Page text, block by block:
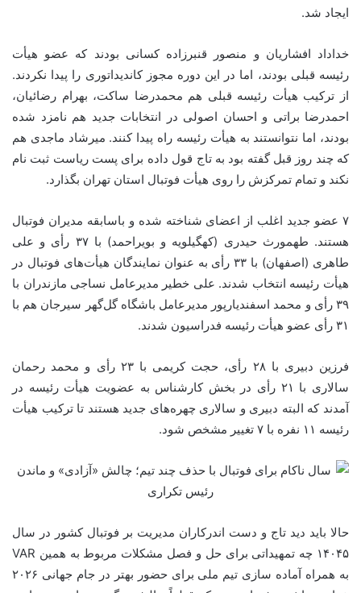
ایجاد شد.
خداداد افشاریان و منصور قنبرزاده کسانی بودند که عضو هیأت
رئیسه قبلی بودند، اما در این دوره مجوز کاندیداتوری را پیدا نکردند.
از ترکیب هیأت رئیسه قبلی هم محمدرضا ساکت، بهرام رضائیان،
احمدرضا براتی و احسان اصولی در انتخابات جدید هم نامزد شده
بودند، اما نتوانستند به هیأت رئیسه راه پیدا کنند. میرشاد ماجدی هم
که چند روز قبل گفته بود به تاج قول داده برای پست ریاست ثبت نام
نکند و تمام تمرکزش را روی هیأت فوتبال استان تهران بگذارد.
۷ عضو جدید اغلب از اعضای شناخته شده و باسابقه مدیران فوتبال
هستند. طهمورث حیدری (کهگیلویه و بویراحمد) با ۳۷ رأی و علی
طاهری (اصفهان) با ۳۳ رأی به عنوان نمایندگان هیأت‌های فوتبال در
هیأت رئیسه انتخاب شدند. علی خطیر مدیرعامل نساجی مازندران با
۳۹ رأی و محمد اسفندیارپور مدیرعامل باشگاه گل‌گهر سیرجان هم با
۳۱ رأی عضو هیأت رئیسه فدراسیون شدند.
فرزین دبیری با ۲۸ رأی، حجت کریمی با ۲۳ رأی و محمد رحمان
سالاری با ۲۱ رأی در بخش کارشناس به عضویت هیأت رئیسه در
آمدند که البته دبیری و سالاری چهره‌های جدید هستند تا ترکیب هیأت
رئیسه ۱۱
نفره با ۷ تغییر مشخص شود.
حالا باید دید تاج و دست اندرکاران مدیریت بر فوتبال کشور در سال
۱۴۰۴۵ چه تمهیداتی برای حل و فصل مشکلات مربوط به همین VAR
به همراه آماده سازی تیم ملی برای حضور بهتر در جام جهانی